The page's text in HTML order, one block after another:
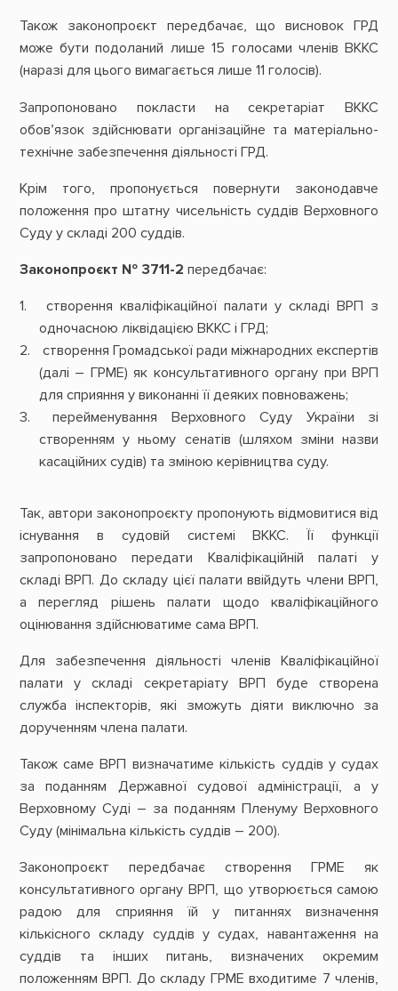
Також законопроєкт передбачає, що висновок ГРД
може бути подоланий лише 15 голосами членів ВККС
(наразі для цього вимагається лише 11 голосів).
Запропоновано покласти на секретаріат ВККС
обов’язок здійснювати організаційне та матеріально-
технічне забезпечення діяльності ГРД.
Крім того, пропонується повернути законодавче
положення про штатну чисельність суддів Верховного
Суду у складі 200 суддів.
Законопроєкт № 3711-2 передбачає:
створення кваліфікаційної палати у складі ВРП з
одночасною ліквідацією ВККС і ГРД;
створення Громадської ради міжнародних експертів
(далі – ГРМЕ) як консультативного органу при ВРП
для сприяння у виконанні її деяких повноважень;
перейменування Верховного Суду України зі
створенням у ньому сенатів (шляхом зміни назви
касаційних судів) та зміною керівництва суду.
Так, автори законопроєкту пропонують відмовитися від
існування в судовій системі ВККС. Її функції
запропоновано передати Кваліфікаційній палаті у
складі ВРП. До складу цієї палати ввійдуть члени ВРП,
а перегляд рішень палати щодо кваліфікаційного
оцінювання здійснюватиме сама ВРП.
Для забезпечення діяльності членів Кваліфікаційної
палати у складі секретаріату ВРП буде створена
служба інспекторів, які зможуть діяти виключно за
дорученням члена палати.
Також саме ВРП визначатиме кількість суддів у судах
за поданням Державної судової адміністрації, а у
Верховному Суді – за поданням Пленуму Верховного
Суду (мінімальна кількість суддів – 200).
Законопроєкт передбачає створення ГРМЕ як
консультативного органу ВРП, що утворюється самою
радою для сприяння їй у питаннях визначення
кількісного складу суддів у судах, навантаження на
суддів та інших питань, визначених окремим
положенням ВРП. До складу ГРМЕ входитиме 7 членів,